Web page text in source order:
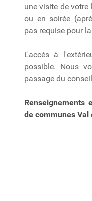
une visite de
ou en soirée
pas requise pour
L'accès à
possible. Nous
passage du
Renseignements
de communes Val